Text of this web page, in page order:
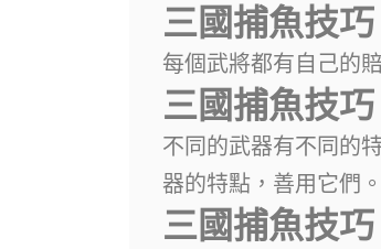
三國捕魚技
每個武將都有自己的
三國捕魚技
不同的武器有不同的
器的特點，善用它們。
三國捕魚技